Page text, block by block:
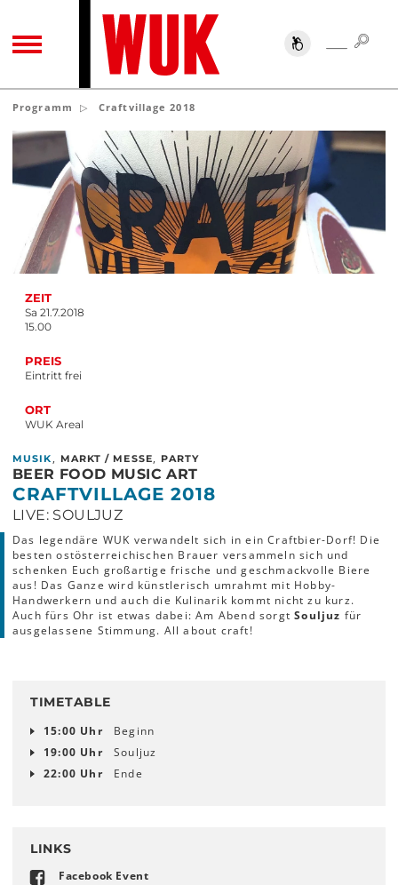
TOGGLE NAVIGATION SUCHE
Programm Craftvillage 2018
ZEIT
Sa 21.7.2018
15.00
PREIS
Eintritt frei
ORT
WUK Areal
MUSIK , MARKT / MESSE, PARTY
BEER FOOD MUSIC ART
CRAFTVILLAGE 2018
LIVE: SOULJUZ
Das legendäre WUK verwandelt sich in ein Craftbier-Dorf! Die
besten ostösterreichischen Brauer versammeln sich und
schenken Euch großartige frische und geschmackvolle Biere
aus! Das Ganze wird künstlerisch umrahmt mit Hobby-
Handwerkern und auch die Kulinarik kommt nicht zu kurz.
Auch fürs Ohr ist etwas dabei: Am Abend sorgtSouljuz für
ausgelassene Stimmung. All about craft!
TIMETABLE
15:00 Uhr
Beginn
19:00 Uhr
Souljuz
22:00 Uhr
Ende
LINKS
Facebook Event